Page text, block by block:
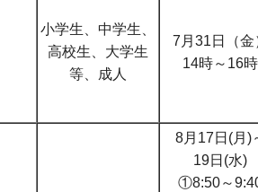
小学生、中学生、
高校生、大学生
等、成人
7月31日（金
14時～16時
8月17日(月)
19日(水)
①8:50～